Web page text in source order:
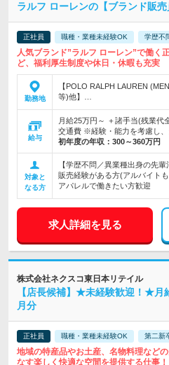
ラルフ ローレンの【ブランド販
正社員 職種・業種未経験OK 学歴不
人気ブランド”ラルフ ローレン”で働く
ど、福利厚生制度や休日・休暇も充実
勤務地
【POLO RALPH LAUREN
等)他】…
給与
月給25万円～ ＋諸手当(残業代
交通費 ※経験・能力を考慮し、
初年度の年収： 300～360万円
対象と
なる方
【学歴不問／異業種出身の先
販売経験がある方(アルバイト
アパレルで働きたい方歓迎
求人詳細を見る
株式会社ネクスコ東日本リテイル
【店長候補】★未経験歓迎！★
月分
正社員 職種・業種未経験OK 第二新
地域の特産品やお土産、名物料理など
なす楽しく快適な空間を提供する仕事！